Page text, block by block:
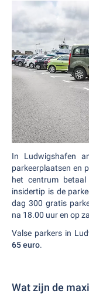
In Ludwigshafen
parkeerplaatsen en
het centrum
insidertip is de
dag 300 gratis
na 18.00 uur en op
Valse parkers in
65 euro.
Wat zijn de